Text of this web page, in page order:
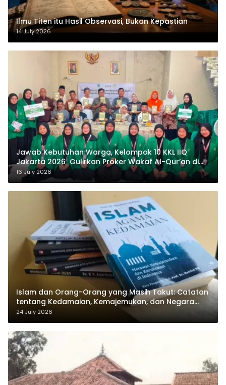
Ilmu Titen itu Hasil Observasi, Bukan Kepastian
14 July 2026
Jawab Kebutuhan Warga, Kelompok 10 KKL IIQ
Jakarta 2026 Gulirkan Proker Wakaf Al-Qur’an di
Sukamanah
16 July 2026
Islam dan Orang-Orang yang Masih Takut: Catatan
tentang Kedamaian, Kemajemukan, dan Negara
dalam Pemikiran Masykuri Abdillah
24 July 2026